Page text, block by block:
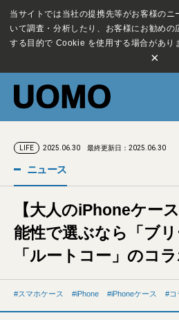
当サイトでは当社の提携先等がお客様のニ
いて調査・分析したり、お客様にお勧めの
する目的で Cookie を使用する場合があり
×
LIFE 2025.06.30 最終更新日：2025.06.30
ニュース
【大人のiPhoneケー
能性で選ぶなら「ブ
「ルートコー」のコ
スマホケース iPhone iPhoneケース